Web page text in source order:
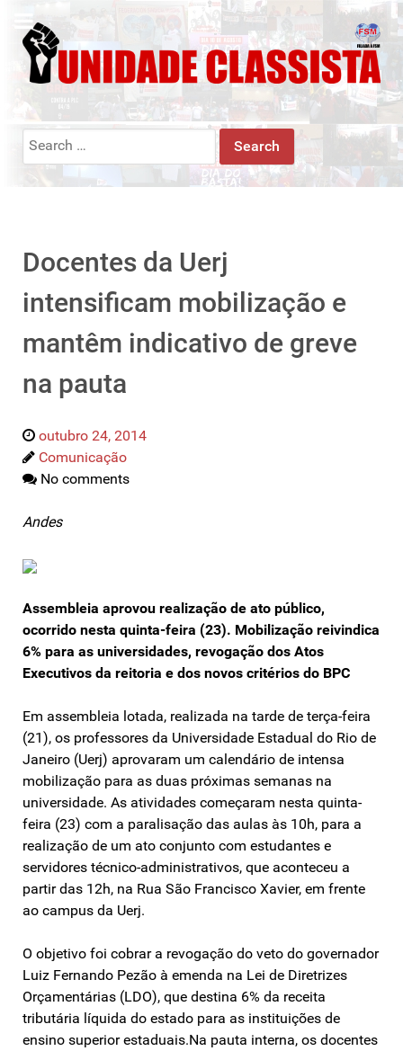
Search
Docentes da Uerj
intensificam mobilização e
mantêm indicativo de greve
na pauta
outubro 24, 2014
Comunicação
No comments
Andes
Assembleia aprovou realização de ato público,
ocorrido nesta quinta-feira (23). Mobilização reivindica
6% para as universidades, revogação dos Atos
Executivos da reitoria e dos novos critérios do BPC
Em assembleia lotada, realizada na tarde de terça-feira
(21), os professores da Universidade Estadual do Rio de
Janeiro (Uerj) aprovaram um calendário de intensa
mobilização para as duas próximas semanas na
universidade. As atividades começaram nesta quinta-
feira (23) com a paralisação das aulas às 10h, para a
realização de um ato conjunto com estudantes e
servidores técnico-administrativos, que aconteceu a
partir das 12h, na Rua São Francisco Xavier, em frente
ao campus da Uerj.
O objetivo foi cobrar a revogação do veto do governador
Luiz Fernando Pezão à emenda na Lei de Diretrizes
Orçamentárias (LDO), que destina 6% da receita
tributária líquida do estado para as instituições de
ensino superior estaduais.Na pauta interna, os docentes